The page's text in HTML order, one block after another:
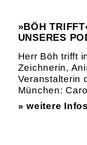
»BÖH
UNSERES
Herr Böh trifft
Zeichnerin,
Veranstalterin
München:
» weitere Infos